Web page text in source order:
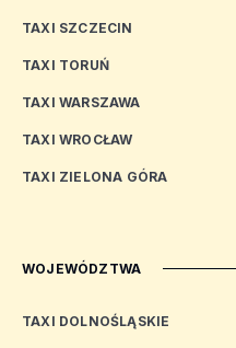
TAXI SZCZECIN
TAXI TORUŃ
TAXI WARSZAWA
TAXI WROCŁAW
TAXI ZIELONA GÓRA
WOJEWÓDZTWA
TAXI DOLNOŚLĄSKIE